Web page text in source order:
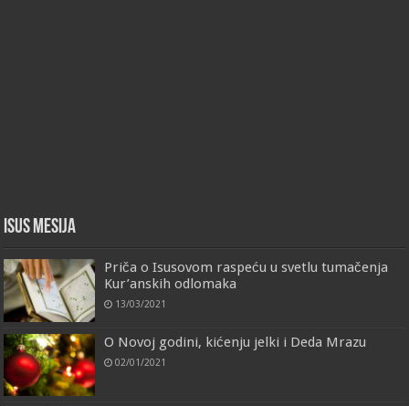
Isus Mesija
Priča o Isusovom raspeću u svetlu tumačenja
Kur’anskih odlomaka
13/03/2021
O Novoj godini, kićenju jelki i Deda Mrazu
02/01/2021